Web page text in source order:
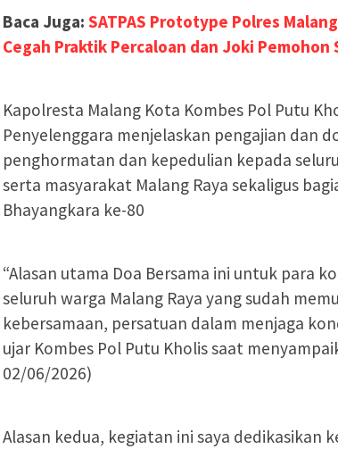
Baca Juga: SATPAS Prototype Polres
Cegah Praktik Percaloan dan Joki Pemohon
Kapolresta Malang Kota Kombes Pol Putu
Penyelenggara menjelaskan pengajian dan
penghormatan dan kepedulian kepada
serta masyarakat Malang Raya sekaligus
Bhayangkara ke-80
“Alasan utama Doa Bersama ini untuk para
seluruh warga Malang Raya yang sudah
kebersamaan, persatuan dalam menjaga
ujar Kombes Pol Putu Kholis saat
02/06/2026)
Alasan kedua, kegiatan ini saya dedikasikan